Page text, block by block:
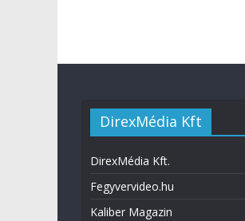
DirexMédia Kft
DirexMédia Kft.
Fegyvervideo.hu
Kaliber Magazin